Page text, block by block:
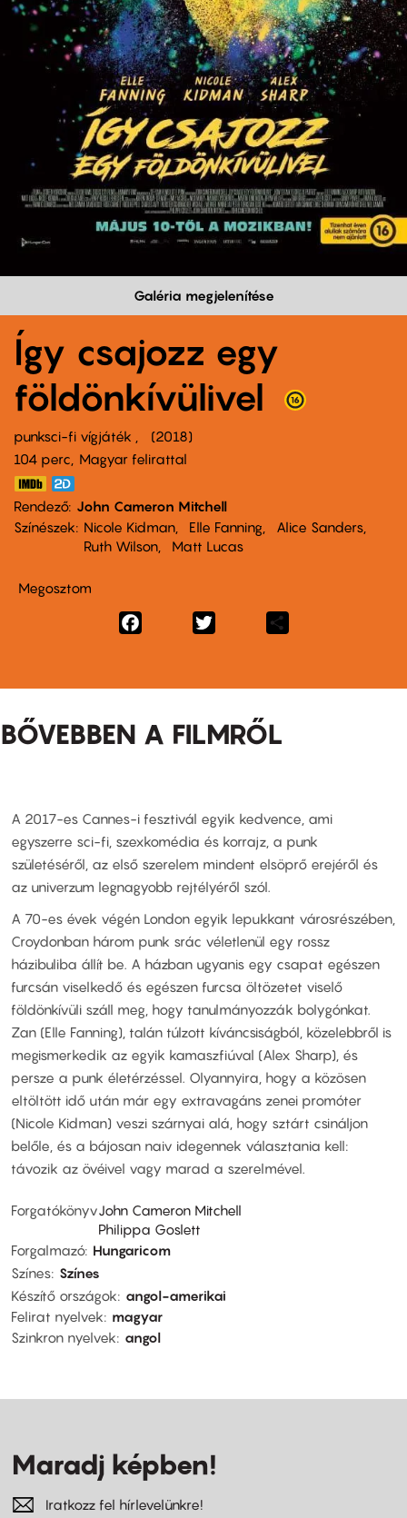
Galéria megjelenítése
Így csajozz egy
földönkívülivel
punksci-fi vígjáték
2018
104 perc,
Magyar felirattal
Rendező John Cameron Mitchell
Színészek
Nicole Kidman Elle Fanning
Alice Sanders
Ruth Wilson
Matt Lucas
Megosztom
Facebook
BŐVEBBEN A FILMRŐL
A 2017-es Cannes-i fesztivál egyik kedvence, ami
egyszerre sci-fi, szexkomédia és korrajz, a punk
születéséről, az első szerelem mindent elsöprő erejéről és
az univerzum legnagyobb rejtélyéről szól.
A 70-es évek végén London egyik lepukkant városrészében,
Croydonban három punk srác véletlenül egy rossz
házibuliba állít be. A házban ugyanis egy csapat egészen
furcsán viselkedő és egészen furcsa öltözetet viselő
földönkívüli száll meg, hogy tanulmányozzák bolygónkat.
Zan (Elle Fanning), talán túlzott kíváncsiságból, közelebbről is
megismerkedik az egyik kamaszfiúval (Alex Sharp), és
persze a punk életérzéssel. Olyannyira, hogy a közösen
eltöltött idő után már egy extravagáns zenei promóter
(Nicole Kidman) veszi szárnyai alá, hogy sztárt csináljon
belőle, és a bájosan naiv idegennek választania kell:
távozik az övéivel vagy marad a szerelmével.
ForgatókönyvJohn Cameron Mitchell
Philippa Goslett
Forgalmazó Hungaricom
Színes Színes
Készítő országok
angol-amerikai
Felirat nyelvek
magyar
Szinkron nyelvek
angol
Maradj képben!
Iratkozz fel hírlevelünkre!